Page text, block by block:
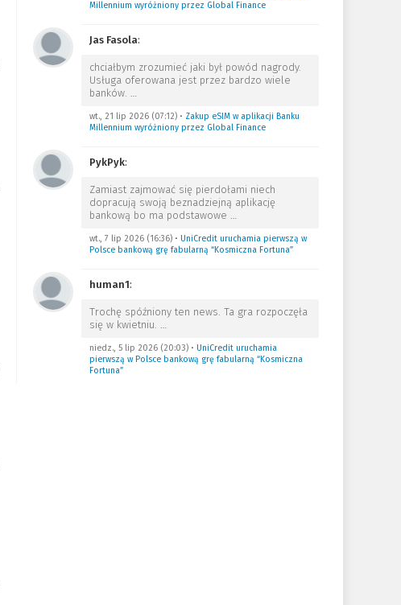
Millennium wyróżniony przez Global Finance
Jas Fasola:
chciałbym zrozumieć jaki był powód nagrody.
Usługa oferowana jest przez bardzo wiele
banków. …
wt., 21 lip 2026 (07:12)• Zakup eSIM w aplikacji Banku
Millennium wyróżniony przez Global Finance
PykPyk:
Zamiast zajmować się pierdołami niech
dopracują swoją beznadziejną aplikację
bankową bo ma podstawowe …
wt., 7 lip 2026 (16:36)• UniCredit uruchamia pierwszą w
Polsce bankową grę fabularną “Kosmiczna Fortuna”
human1:
Trochę spóźniony ten news. Ta gra rozpoczęła
się w kwietniu. …
niedz., 5 lip 2026 (20:03)• UniCredit uruchamia
pierwszą w Polsce bankową grę fabularną “Kosmiczna
Fortuna”